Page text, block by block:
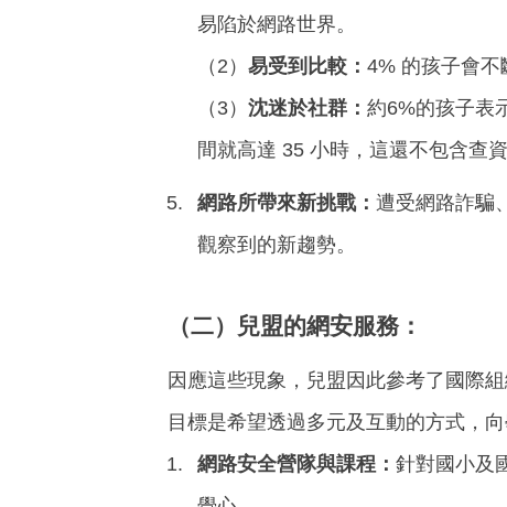
易陷於網路世界。
（2） 易受到比較： 4% 的孩子會不
（3） 沈迷於社群： 約6%的孩子表
間就高達 35 小時，這還不包含查
網路所帶來新挑戰： 遭受網路詐騙
觀察到的新趨勢。
（二）兒盟的網安服務：
因應這些現象，兒盟因此參考了國際
目標是希望透過多元及互動的方式，
網路安全營隊與課程： 針對國小及